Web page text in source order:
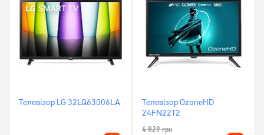
Телевізор LG 32LQ63006LA
Телевізор OzoneHD
24FN22T2
4 829грн